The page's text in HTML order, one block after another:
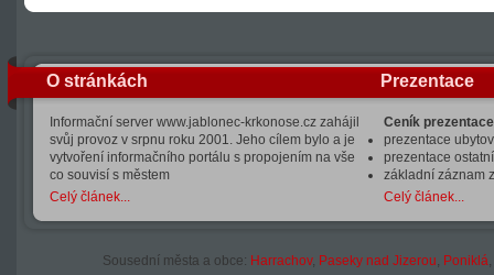
O stránkách
Informační server www.jablonec-krkonose.cz zahájil
svůj provoz v srpnu roku 2001. Jeho cílem bylo a je
vytvoření informačního portálu s propojením na vše
co souvisí s městem
Celý článek...
Prezentace
Ceník
prezentace
prezentace
základní záznam
Celý článek...
Sousední města a obce: Harrachov, Paseky nad Jizerou, Poniklá,